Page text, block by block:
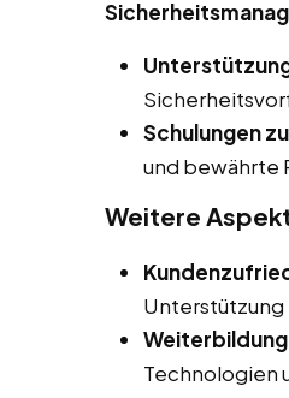
Schulungen
und bewährte
Weitere
Unterstützung
Weiterbildung
Technologien